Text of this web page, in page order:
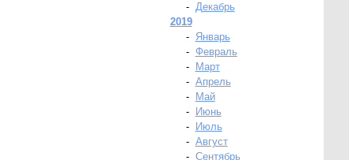
- Декабрь
2019
-
Январь
- Февраль
-
Март
- Апрель
-
Май
-
Июнь
-
Июль
- Август
- Сентябрь